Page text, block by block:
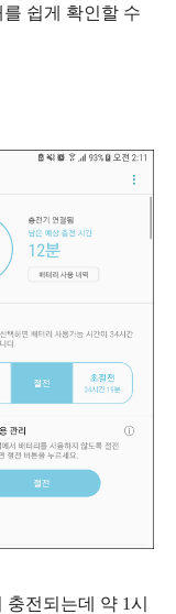
쉽게 확인할 수
전되는데 약 1시